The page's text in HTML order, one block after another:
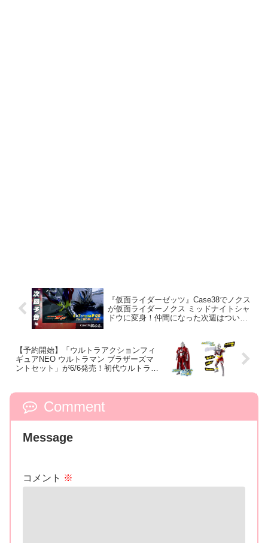
『仮面ライダーゼッツ』Case38でノクス
が仮面ライダーノクス ミッドナイトシャ
ドウに変身！仲間になった次週はついに
【予約開始】「ウルトラアクションフィ
ギュアNEO ウルトラマン ブラザーズマ
ントセット」が6/6発売！初代ウルトラマ
Comment
Message
コメント ※